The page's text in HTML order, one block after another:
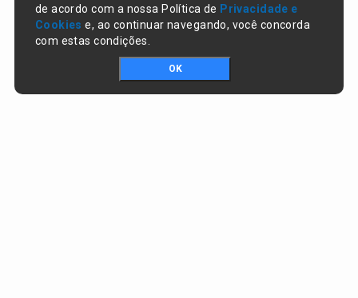
de acordo com a nossa Política de Privacidade e
Cookies e, ao continuar navegando, você concorda
com estas condições.
OK